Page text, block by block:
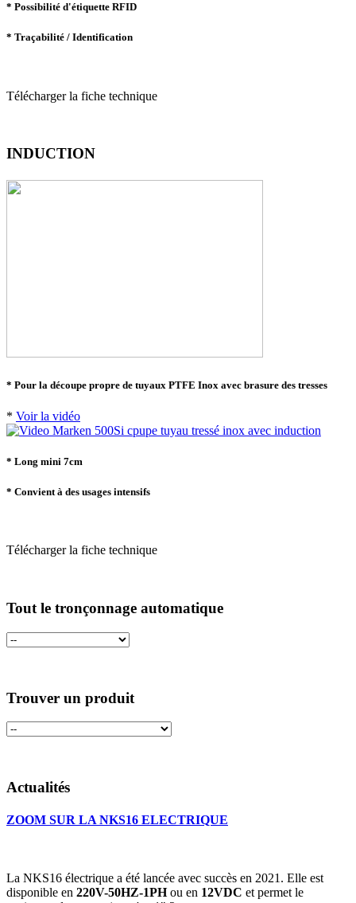
* Possibilité d'étiquette RFID
* Traçabilité / Identification
Télécharger la fiche technique
INDUCTION
* Pour la découpe propre de tuyaux PTFE Inox avec brasure des tresses
* Voir la vidéo
* Long mini 7cm
* Convient à des usages intensifs
Télécharger la fiche technique
Tout le tronçonnage automatique
Trouver un produit
Actualités
ZOOM SUR LA NKS16 ELECTRIQUE
La NKS16 électrique a été lancée avec succès en 2021. Elle est
disponible en 220V-50HZ-1PHou en 12VDC et permet le